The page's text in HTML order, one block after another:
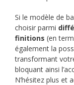
Si le modèle de
choisir parmi
finitions (en
également la
transformant
bloquant ainsi
N’hésitez plus et